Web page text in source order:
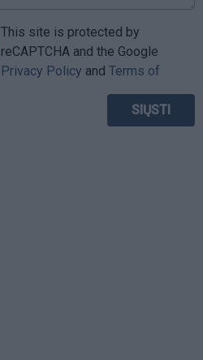
This site is protected by
reCAPTCHA and the Google
Privacy Policy and Terms of